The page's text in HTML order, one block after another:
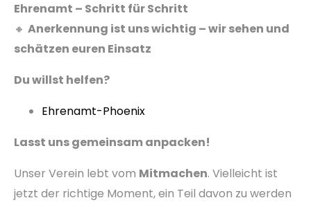
Ehrenamt – Schritt für Schritt
🔸 Anerkennung ist uns wichtig – wir sehen und
schätzen euren Einsatz
Du willst helfen?
Ehrenamt-Phoenix
Lasst uns gemeinsam anpacken!
Unser Verein lebt vom Mitmachen. Vielleicht ist
jetzt der richtige Moment, ein Teil davon zu werden